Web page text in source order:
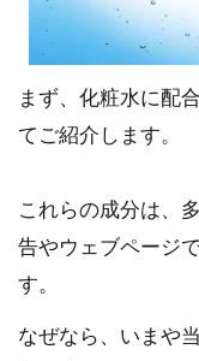
まず、化粧水に配
てご紹介します。
これらの成分は、
告やウェブページ
す。
なぜなら、いまや